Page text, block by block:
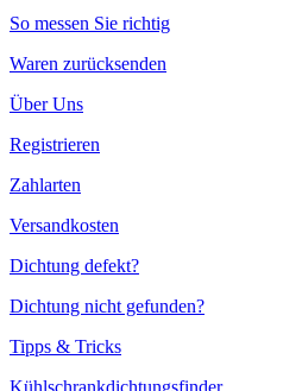
So messen Sie richtig
Waren zurücksenden
Über Uns
Registrieren
Zahlarten
Versandkosten
Dichtung defekt?
Dichtung nicht gefunden?
Tipps & Tricks
Kühlschrankdichtungsfinder